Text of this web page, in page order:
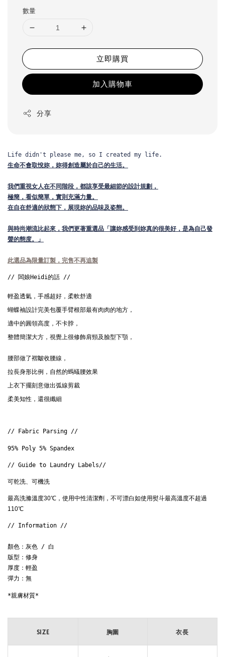
數量
立即購買
加入購物車
分享
生命不會取悅妳，妳得創造屬於自己的生活。
我們重視女人在不同階段，都該享受最細節的設計規劃，
極簡，看似簡單，實則充滿力量。
在自在舒適的狀態下，展現妳的品味及姿態。
與時尚潮流比起來，我們更著重選品「讓妳感受到妳真的很美好，是為自己發
聲的態度。」
此選品為限量訂製，完售不再追製
輕盈透氣，手感超好，柔軟舒適
蝴蝶袖設計完美包覆手臂根部最有肉肉的地方，
適中的圓領高度，不卡脖，
整體簡潔大方，視覺上很修飾肩頸及臉型下顎，
腰部做了褶皺收腰線，
拉長身形比例，自然的螞蟻腰效果
上衣下擺刻意做出弧線剪裁
柔美知性，還很纖細
// Fabric Parsing //
95% Poly 5% Spandex
// Guide to Laundry Labels//
可乾洗、可機洗
最高洗滌溫度30℃，使用中性清潔劑，不可漂白如使用熨斗最高溫度不超過
110℃
// Information //
顏色：灰色 / 白
版型：修身
厚度：輕盈
彈力：無
*親膚材質*
SIZE 胸圍 衣長